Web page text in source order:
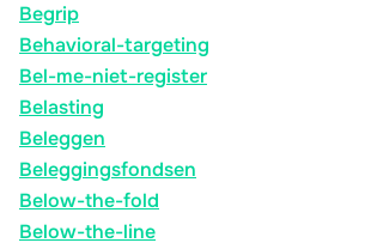
Begrip
Behavioral-targeting
Bel-me-niet-register
Belasting
Beleggen
Beleggingsfondsen
Below-the-fold
Below-the-line